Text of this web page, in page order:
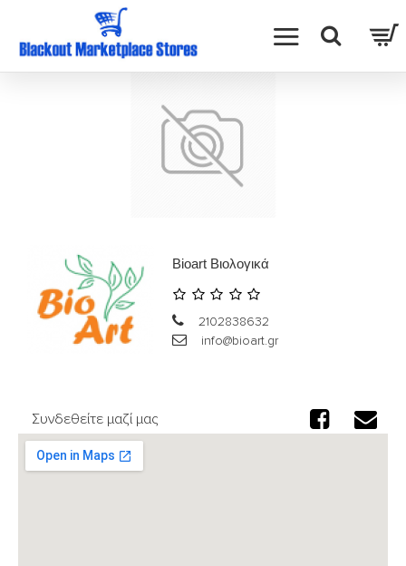
Bioart Βιολογικά
2102838632
info@bioart.gr
Συνδεθείτε μαζί μας